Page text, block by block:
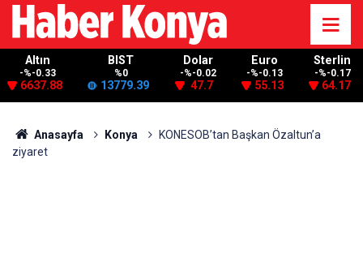
Altın
-%-0.33
6637.88
BIST
%0
13779.39
Dolar
-%-0.02
47.7
Euro
-%-0.13
55.13
Sterlin
-%-0.17
64.17
Anasayfa Konya
KONESOB’tan Başkan Özaltun’a
ziyaret